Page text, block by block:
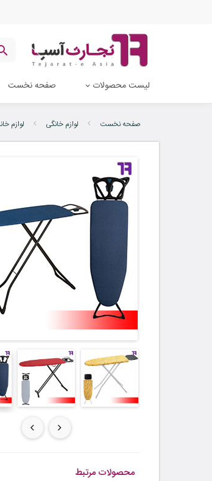
لیست محصولات صفحه نخست
صفحه نخست لوازم خانگی لوازم
محصولات مرتبط